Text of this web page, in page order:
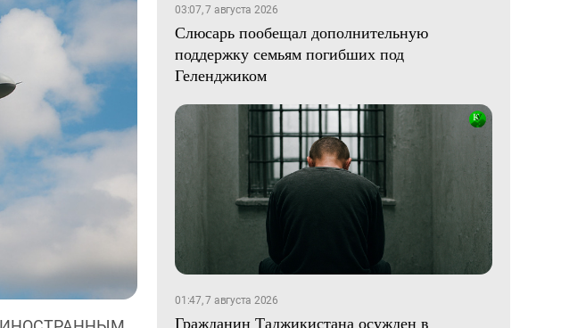
03:07, 7 августа 2026
Слюсарь пообещал дополнительную
поддержку семьям погибших под
Геленджиком
01:47, 7 августа 2026
Гражданин Таджикистана осужден в